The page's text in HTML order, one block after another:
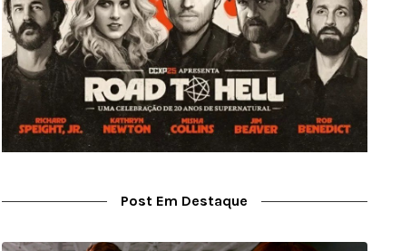
Post Em Destaque